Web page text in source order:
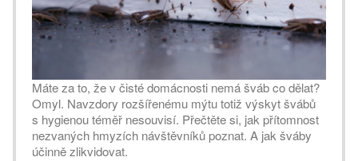
Máte za to, že v čisté domácnosti nemá šváb co dělat?
Omyl. Navzdory rozšířenému mýtu totiž výskyt švábů
s hygienou téměř nesouvisí. Přečtěte si, jak přítomnost
nezvaných hmyzích návštěvníků poznat. A jak šváby
účinně zlikvidovat.